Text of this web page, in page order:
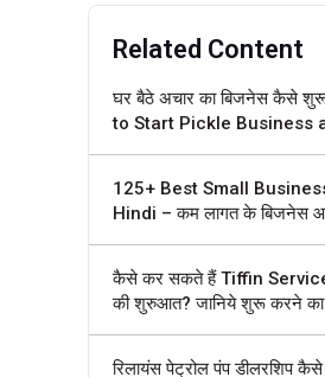
Related Content
घर बैठे अचार का बिजनेस कैसे
to Start Pickle Business
125+ Best Small
Hindi – कम लागत के बिजनेस
कैसे कर सकते हैं Tiffin
की शुरुआत? जानिये शुरू करने का
रिलायंस पेट्रोल पंप डीलरशिप